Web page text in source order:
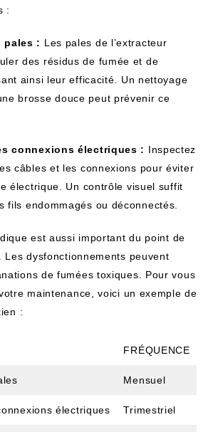
:
pales : Les pales de l’extracteur
des résidus de fumée et de
ainsi leur efficacité. Un nettoyage
brosse douce peut prévenir ce
connexions électriques : Inspectez
câbles et les connexions pour éviter
électrique. Un contrôle visuel suffit
fils endommagés ou déconnectés.
est aussi important du point de
Les dysfonctionnements peuvent
de fumées toxiques. Pour vous
maintenance, voici un exemple de
:
FRÉQUENCE
Mensuel
électriques Trimestriel